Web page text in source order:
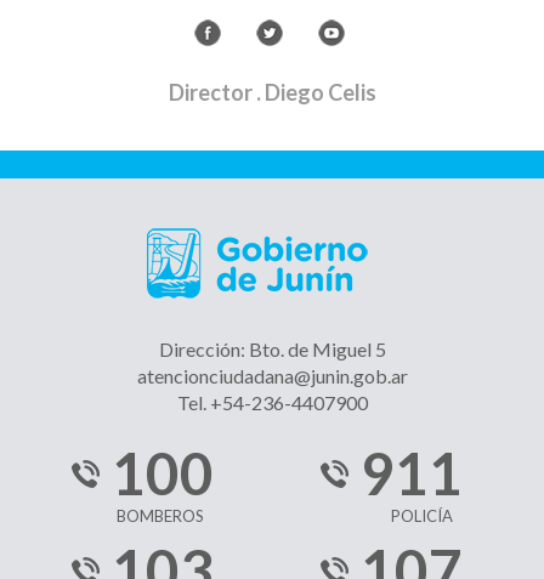
Director. Diego Celis
Dirección: Bto. de Miguel 5
atencionciudadana@junin.gob.ar
Tel. +54-236-4407900
100
BOMBEROS
911
POLICÍA